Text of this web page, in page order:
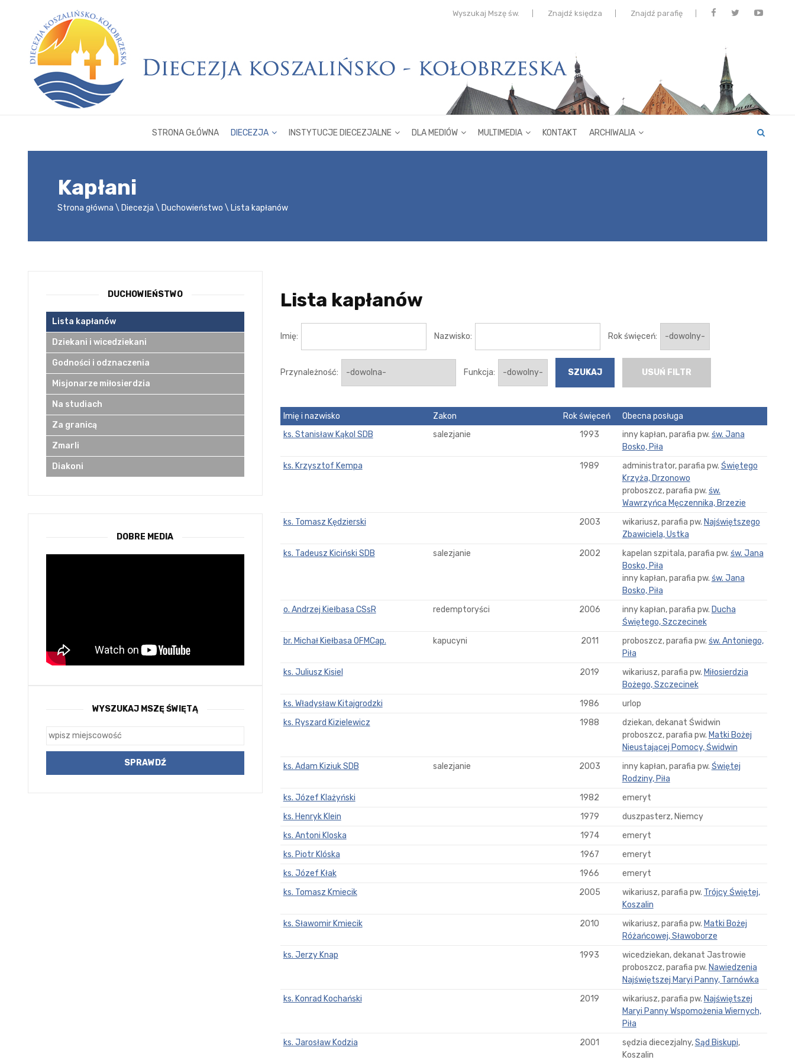
Wyszukaj Mszę św. Znajdź księdza Znajdź parafię
STRONA GŁÓWNA DIECEZJA INSTYTUCJE DIECEZJALNE DLA MEDIÓW MULTIMEDIA KONTAKT ARCHIWALIA
Kapłani
Strona główna Diecezja Duchowieństwo Lista kapłanów
Lista kapłanów
Imię: Nazwisko: Rok święceń:
Przynależność: Funkcja: USUŃ FILTR
Imię i nazwisko Zakon Rok święceń
Obecna posługa
ks. Stanisław Kąkol SDB
salezjanie 1993 inny kapłan, parafia pw. św. Jana
Bosko, Piła
ks. Krzysztof Kempa
1989 administrator, parafia pw. Świętego
Krzyża, Drzonowo
proboszcz, parafia pw. św.
Wawrzyńca Męczennika, Brzezie
ks. Tomasz Kędzierski
2003 wikariusz, parafia pw. Najświętszego
Zbawiciela, Ustka
ks. Tadeusz Kiciński SDB
salezjanie 2002 kapelan szpitala, parafia pw. św. Jana
Bosko, Piła
inny kapłan, parafia pw. św. Jana
Bosko, Piła
o. Andrzej Kiełbasa CSsR
redemptoryści 2006 inny kapłan, parafia pw. Ducha
Świętego, Szczecinek
br. Michał Kiełbasa OFMCap.
kapucyni 2011 proboszcz, parafia pw. św. Antoniego,
Piła
ks. Juliusz Kisiel
2019 wikariusz, parafia pw. Miłosierdzia
Bożego, Szczecinek
ks. Władysław Kitajgrodzki
1986
urlop
ks. Ryszard Kizielewicz
1988
dziekan, dekanat Świdwin
proboszcz, parafia pw. Matki Bożej
Nieustającej Pomocy, Świdwin
ks. Adam Kiziuk SDB
salezjanie 2003 inny kapłan, parafia pw. Świętej
Rodziny, Piła
ks. Józef Klażyński
1982
emeryt
ks. Henryk Klein
1979
duszpasterz, Niemcy
ks. Antoni Kloska
1974
emeryt
ks. Piotr Klóska
1967
emeryt
ks. Józef Kłak
1966
emeryt
ks. Tomasz Kmiecik
2005 wikariusz, parafia pw. Trójcy Świętej,
Koszalin
ks. Sławomir Kmiecik
2010 wikariusz, parafia pw. Matki Bożej
Różańcowej, Sławoborze
ks. Jerzy Knap
1993
wicedziekan, dekanat Jastrowie
proboszcz, parafia pw. Nawiedzenia
Najświętszej Maryi Panny, Tarnówka
ks. Konrad Kochański
2019 wikariusz, parafia pw. Najświętszej
Maryi Panny Wspomożenia Wiernych,
Piła
ks. Jarosław Kodzia
2001 sędzia diecezjalny,Sąd Biskupi,
Koszalin
DUCHOWIEŃSTWO
Lista kapłanów
Dziekani i wicedziekani
Godności i odznaczenia
Misjonarze miłosierdzia
Na studiach
Za granicą
Zmarli
Diakoni
DOBRE MEDIA
WYSZUKAJ MSZĘ ŚWIĘTĄ